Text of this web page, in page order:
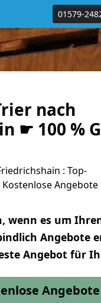
01579-
nach
☛ 100 %
: Top-
wenn es um
Angebote
Angebot für